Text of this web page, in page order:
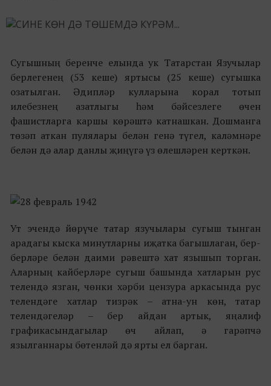
Сугышның беренче елында ук Татарстан Язучылар
берлегенең (53 кеше) яртысы (25 кеше) сугышка
озатылган. Әдипләр кулларына корал тотып
илебезнең азатлыгы һәм бәйсезлеге өчен
фашистларга каршы көрәштә катнашкан. Дошманга
төзәп аткан пулялары белән генә түгел, каләмнәре
белән дә алар данлы җиңүгә үз өлешләрен керткән.
Ут эчендә йөрүче татар язучылары сугыш тынган
арадагы кыска минутларны иҗатка багышлаган, бер-
берләре белән даими рәвештә хат язышып торган.
Аларның кайберләре сугыш башында хатларын рус
телендә язган, чөнки хәрби цензура аркасында рус
телендәге хатлар тизрәк – атна-ун көн, татар
телендәгеләр – бер айдан артык, яңалиф
графикасындагылар өч айлап, ә гарәпчә
язылганнары бөтенләй дә ярты ел барган.